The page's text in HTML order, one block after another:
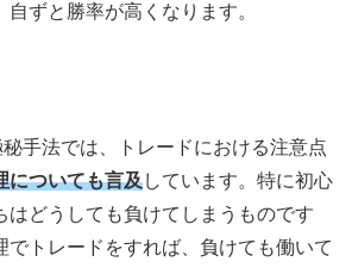
自ずと勝率が高くなります。
秘手法では、トレードにおける注意点
についても言及しています。特に初心
はどうしても負けてしまうものです
でトレードをすれば、負けても働いて